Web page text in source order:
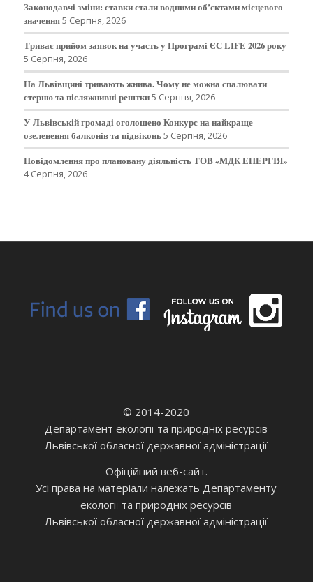
Законодавчі зміни: ставки стали водними об’єктами місцевого
значення5 Серпня, 2026
Триває прийом заявок на участь у Програмі ЄС LIFE 2026 року
5 Серпня, 2026
На Львівщині тривають жнива. Чому не можна спалювати
стерню та післяжнивні рештки5 Серпня, 2026
У Львівській громаді оголошено Конкурс на найкраще
озеленення балконів та підвіконь5 Серпня, 2026
Повідомлення про плановану діяльність ТОВ «МДК ЕНЕРГІЯ»
4 Серпня, 2026
© 2014-2020
Департамент екології та природніх ресурсів
Львівської обласної державної адміністрації
Офіційний веб-сайт.
Усі права на матеріали належать Департаменту
екології та природніх ресурсів
Львівської обласної державної адміністрації